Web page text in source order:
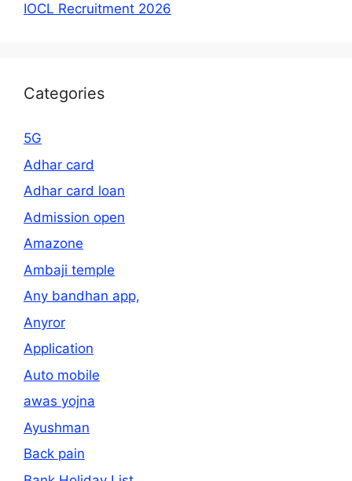
IOCL Recruitment 2026
Categories
5G
Adhar card
Adhar card loan
Admission open
Amazone
Ambaji temple
Any bandhan app,
Anyror
Application
Auto mobile
awas yojna
Ayushman
Back pain